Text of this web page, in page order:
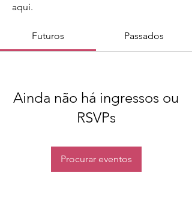
aqui.
Futuros Passados
Ainda não há ingressos ou
RSVPs
Procurar eventos